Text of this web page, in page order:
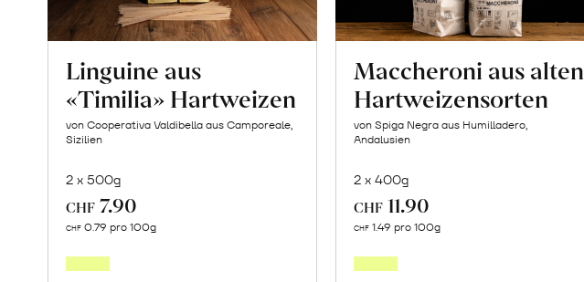
Linguine aus
«Timilia» Hartweizen
von Cooperativa Valdibella aus Camporeale,
Sizilien
2 x 500g
CHF 7.90
CHF 0.79 pro 100g
Maccheroni aus alten
Hartweizensorten
von Spiga Negra aus Humilladero,
Andalusien
2 x 400g
CHF 11.90
CHF 1.49 pro 100g